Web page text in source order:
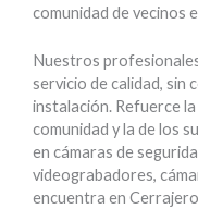
comunidad de vecinos
Nuestros
servicio de calidad, sin
instalación. Refuerce
comunidad y la de los
en cámaras de
videograbadores,
encuentra en